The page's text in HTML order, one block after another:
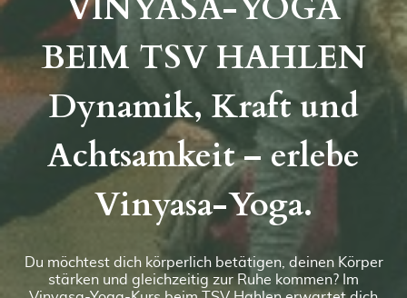
BEIM TSV HAHLEN
Dynamik, Kraft und
Achtsamkeit – erlebe
Vinyasa-Yoga.
Du möchtest dich körperlich betätigen, deinen Körper
stärken und gleichzeitig zur Ruhe kommen? Im